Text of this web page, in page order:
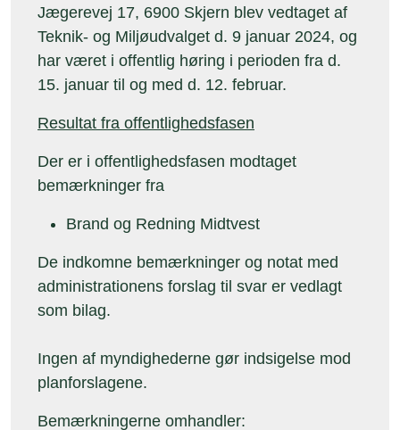
Jægerevej 17, 6900 Skjern blev vedtaget af
Teknik- og Miljøudvalget d. 9 januar 2024, og
har været i offentlig høring i perioden fra d.
15. januar til og med d. 12. februar.
Resultat fra offentlighedsfasen
Der er i offentlighedsfasen modtaget
bemærkninger fra
Brand og Redning Midtvest
De indkomne bemærkninger og notat med
administrationens forslag til svar er vedlagt
som bilag.
Ingen af myndighederne gør indsigelse mod
planforslagene.
Bemærkningerne omhandler: